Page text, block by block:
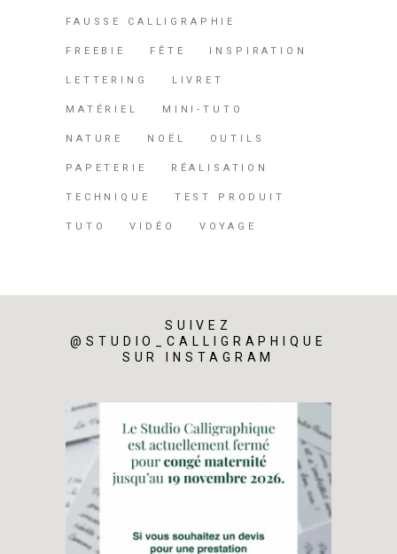
FAUSSE CALLIGRAPHIE
FREEBIE FÊTE INSPIRATION
LETTERING LIVRET
MATÉRIEL MINI-TUTO
NATURE NOËL OUTILS
PAPETERIE RÉALISATION
TECHNIQUE TEST PRODUIT
TUTO VIDÉO VOYAGE
SUIVEZ
@STUDIO_CALLIGRAPHIQUE
SUR INSTAGRAM